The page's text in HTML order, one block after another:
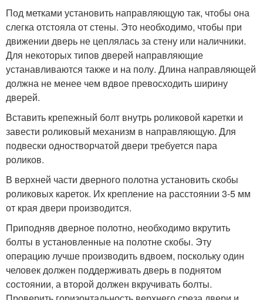
Под метками установить направляющую так, чтобы она
слегка отстояла от стены. Это необходимо, чтобы при
движении дверь не цеплялась за стену или наличники.
Для некоторых типов дверей направляющие
устанавливаются также и на полу. Длина направляющей
должна не менее чем вдвое превосходить ширину
дверей.
Вставить крепежный болт внутрь роликовой каретки и
завести роликовый механизм в направляющую. Для
подвески одностворчатой двери требуется пара
роликов.
В верхней части дверного полотна установить скобы
роликовых кареток. Их крепление на расстоянии 3-5 мм
от края двери производится.
Приподняв дверное полотно, необходимо вкрутить
болты в установленные на полотне скобы. Эту
операцию лучше производить вдвоем, поскольку один
человек должен поддерживать дверь в поднятом
состоянии, а второй должен вкручивать болты.